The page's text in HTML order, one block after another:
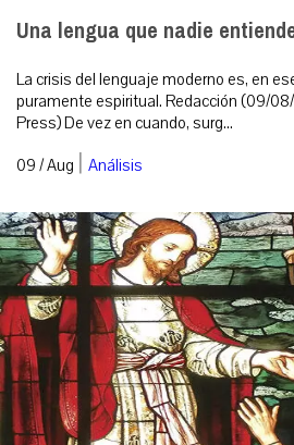
Una lengua que nadie
La crisis del lenguaje moderno es, en
puramente espiritual. Redacción (09/
Press) De vez en cuando, surg...
09 / Aug | Análisis